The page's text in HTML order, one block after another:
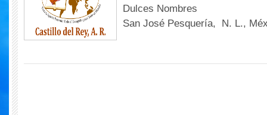
Dulces Nombres
San José Pesquería, N. L.,